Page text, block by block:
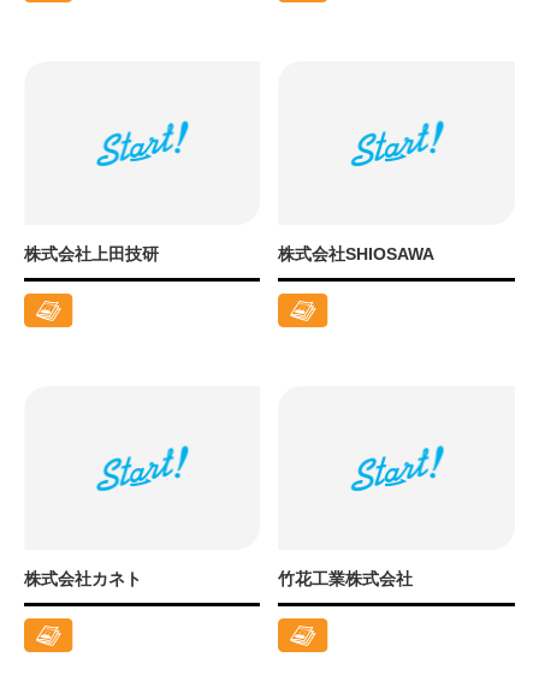
株式会社上田技研 株式会社SHIOSAWA
株式会社カネト 竹花工業株式会社